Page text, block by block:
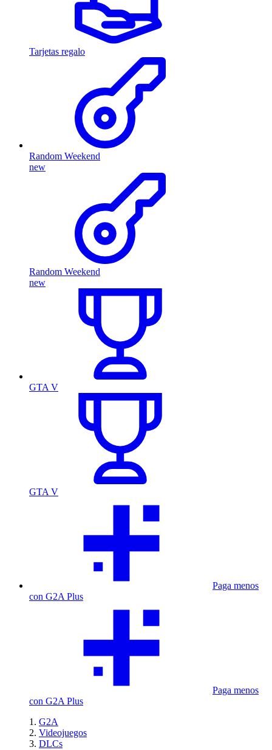
Tarjetas regalo
Random Weekend
new
Random Weekend
new
GTA V
GTA V
Paga menos
con G2A Plus
Paga menos
con G2A Plus
G2A
Videojuegos
DLCs